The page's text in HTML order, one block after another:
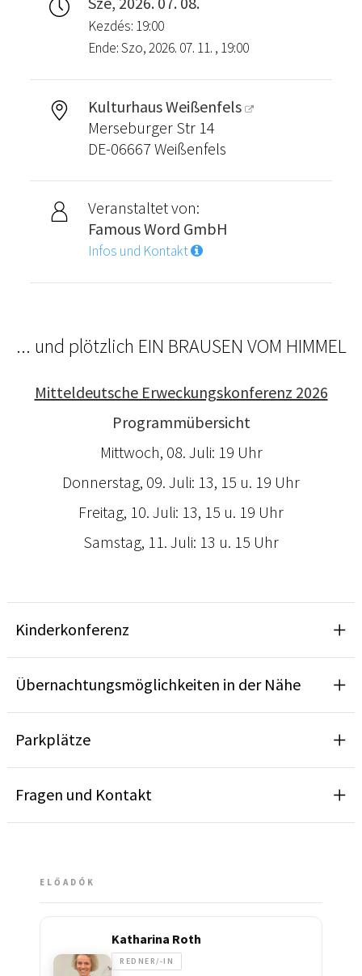
Kezdés: 19:00
Ende: Szo, 2026. 07. 11. , 19:00
Kulturhaus Weißenfels
Merseburger Str 14
DE-06667 Weißenfels
Veranstaltet von:
Famous Word GmbH
Infos und Kontakt
... und plötzlich EIN BRAUSEN VOM HIMMEL
Mitteldeutsche Erweckungskonferenz 2026
Programmübersicht
Mittwoch, 08. Juli: 19 Uhr
Donnerstag, 09. Juli: 13, 15 u. 19 Uhr
Freitag, 10. Juli: 13, 15 u. 19 Uhr
Samstag, 11. Juli: 13 u. 15 Uhr
Kinderkonferenz
Übernachtungsmöglichkeiten in der Nähe
Parkplätze
Fragen und Kontakt
ELŐADÓK
Katharina Roth
REDNER/-IN